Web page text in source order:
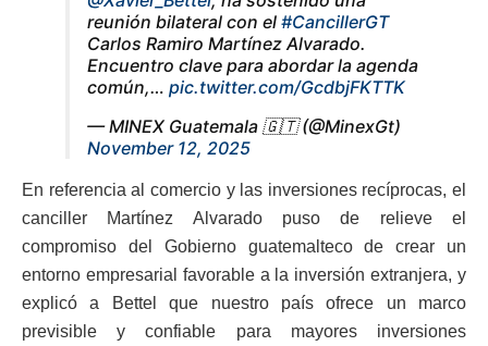
reunión bilateral con el #CancillerGT
Carlos Ramiro Martínez Alvarado.
Encuentro clave para abordar la agenda
común,… pic.twitter.com/GcdbjFKTTK
— MINEX Guatemala 🇬🇹 (@MinexGt)
November 12, 2025
En referencia al comercio y las inversiones recíprocas, el
canciller Martínez Alvarado puso de relieve el
compromiso del Gobierno guatemalteco de crear un
entorno empresarial favorable a la inversión extranjera, y
explicó a Bettel que nuestro país ofrece un marco
previsible y confiable para mayores inversiones